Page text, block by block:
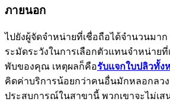
ภายนอก
ไปยังผู้จัดจำหน่ายที่เชื่อถือได้จำนวนมาก
ระมัดระวังในการเลือกตัวแทนจำหน่าย
พับของคุณ เหตุผลก็คือรับแจกใบปลิวทั้ง
คิดค่าบริการน้อยกว่าคนอื่นมักหลอกลว
ประสบการณ์ในสาขานี้ พวกเขาจะไม่เ